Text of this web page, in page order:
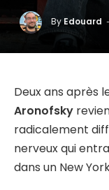
By Edouard
Deux ans après
Aronofsky
radicalement
nerveux qui
dans un New